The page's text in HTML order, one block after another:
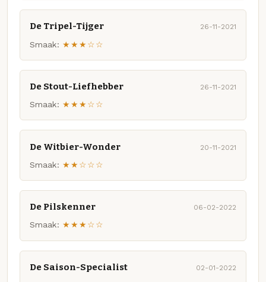
De Tripel-Tijger 26-11-2021
Smaak: ★★★☆☆
De Stout-Liefhebber 26-11-2021
Smaak: ★★★☆☆
De Witbier-Wonder 20-11-2021
Smaak: ★★☆☆☆
De Pilskenner 06-02-2022
Smaak: ★★★☆☆
De Saison-Specialist 02-01-2022